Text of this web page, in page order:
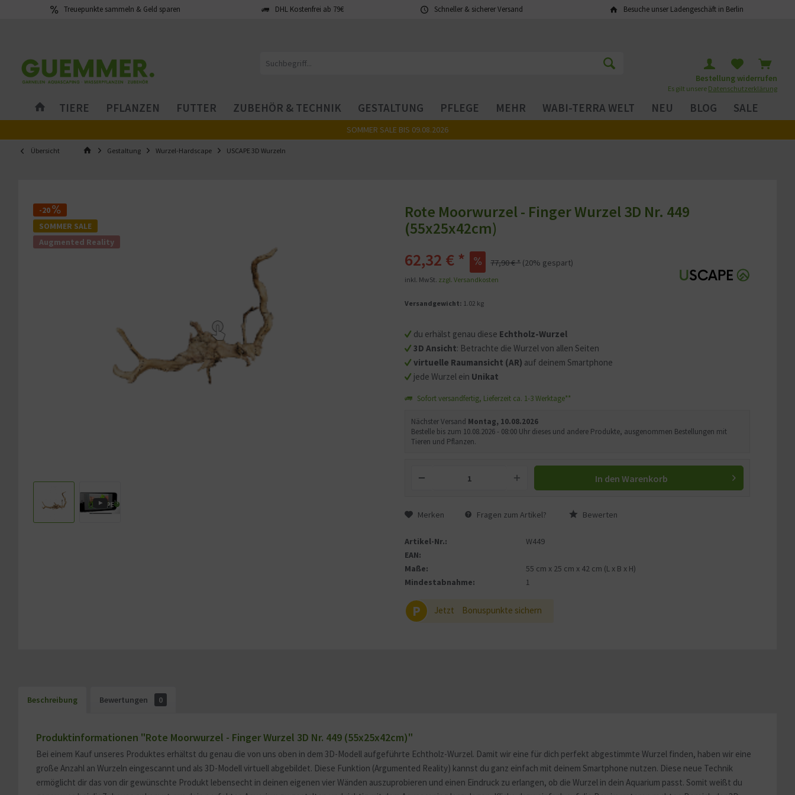
Treuepunkte sammeln & Geld sparen DHL Kostenfrei ab 79€ Schneller & sicherer Versand Besuche unser Ladengeschäft in Berlin
Bestellung widerrufen
Es gilt unsere Datenschutzerklärung
TIERE PFLANZEN FUTTER ZUBEHÖR & TECHNIK GESTALTUNG PFLEGE MEHR WABI-TERRA WELT NEU BLOG SALE
SOMMER SALE BIS 09.08.2026
Übersicht Gestaltung Wurzel-Hardscape USCAPE 3D Wurzeln
-20
SOMMER SALE
Augmented Reality
Sie sich einverstanden, dass Ihre Daten an YouTube
gelesen haben.
Rote Moorwurzel - Finger Wurzel 3D Nr. 449
(55x25x42cm)
du erhälst genau diese Echtholz-Wurzel
3D Ansicht: Betrachte die Wurzel von allen Seiten
virtuelle Raumansicht (AR) auf deinem Smartphone
jede Wurzel ein Unikat
62,32 € * 77,90 € * (20% gespart)
inkl. MwSt. zzgl. Versandkosten
Versandgewicht: 1.02 kg
Sofort versandfertig, Lieferzeit ca. 1-3 Werktage**
Nächster Versand Montag, 10.08.2026
Bestelle bis zum 10.08.2026 - 08:00 Uhr dieses und andere Produkte, ausgenommen Bestellungen mit
Tieren und Pflanzen.
In den Warenkorb
Merken Fragen zum Artikel? Bewerten
Artikel-Nr.:
W449
EAN:
Maße:
55 cm x 25 cm x 42 cm (L x B x H)
Mindestabnahme:
1
P Jetzt Bonuspunkte sichern
Beschreibung Bewertungen 0
Produktinformationen "Rote Moorwurzel - Finger Wurzel 3D Nr. 449 (55x25x42cm)"
Bei einem Kauf unseres Produktes erhältst du genau die von uns oben in dem 3D-Modell aufgeführte Echtholz-Wurzel. Damit wir eine für dich perfekt abgestimmte Wurzel finden, haben wir eine
große Anzahl an Wurzeln eingescannt und als 3D-Modell virtuell abgebildet. Diese Funktion (Argumented Reality) kannst du ganz einfach mit deinem Smartphone nutzen. Diese neue Technik
ermöglicht dir das von dir gewünschte Produkt lebensecht in deinen eigenen vier Wänden auszuprobieren und einen Eindruck zu erlangen, ob die Wurzel in dein Aquarium passt. Somit weißt du